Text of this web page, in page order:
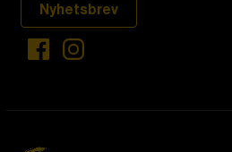
Nyhetsbrev